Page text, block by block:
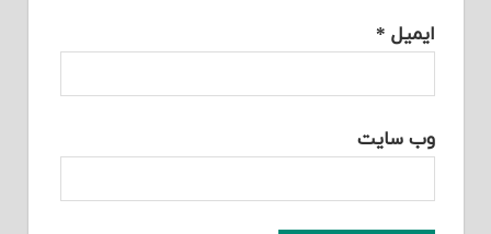
ایمیل *
وب‌ سایت